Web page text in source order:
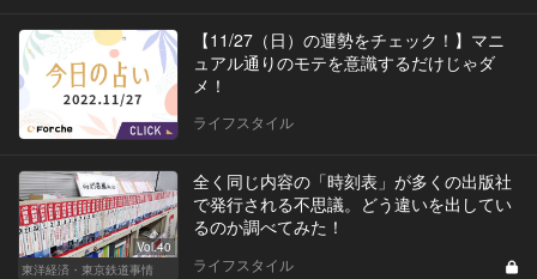
【11/27（日）の運勢をチェック！】マニ
ュアル通りのモテを意識するだけじゃダ
メ！
ライフスタイル
Vol.40
東洋経済・東京鉄道事情
全く同じ内容の「時刻表」が多くの出版社
で発行される不思議。どう違いを出してい
るのか調べてみた！
ライフスタイル